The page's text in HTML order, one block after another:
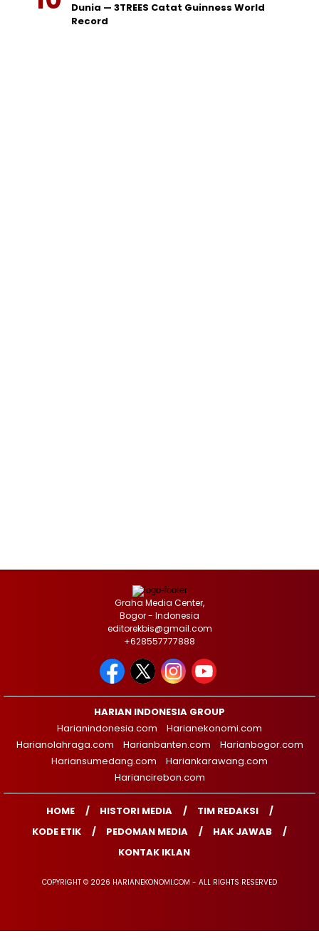
Dunia — 3TREES Catat Guinness World
Record
Graha Media Center,
Bogor - Indonesia
editorekbis@gmail.com
+628557777888
HARIAN INDONESIA GROUP
Harianindonesia.com
Harianekonomi.com
Harianolahraga.com
Harianbanten.com
Harianbogor.com
Hariansumedang.com
Hariankarawang.com
Hariancirebon.com
HOME HISTORI MEDIA
TIM REDAKSI
KODE ETIK
PEDOMAN MEDIA
HAK JAWAB
KONTAK IKLAN
COPYRIGHT © 2026 HARIANEKONOMI.COM - ALL RIGHTS RESERVED